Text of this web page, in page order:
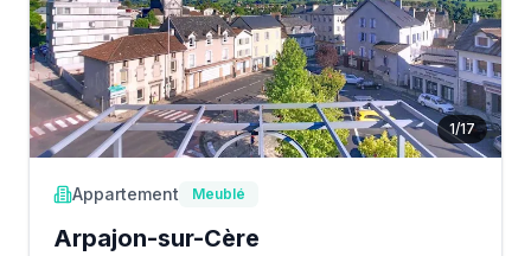
1/17
Appartement Meublé
Arpajon-sur-Cère